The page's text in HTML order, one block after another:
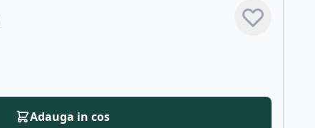
Adauga in cos